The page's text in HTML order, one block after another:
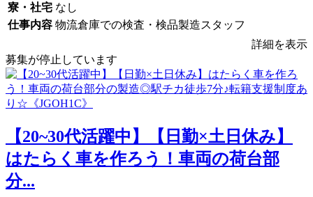
寮・社宅 なし
仕事内容 物流倉庫での検査・検品製造スタッフ
詳細を表示
募集が停止しています
【20~30代活躍中】【日勤×土日休み】
はたらく車を作ろう！車両の荷台部
分...